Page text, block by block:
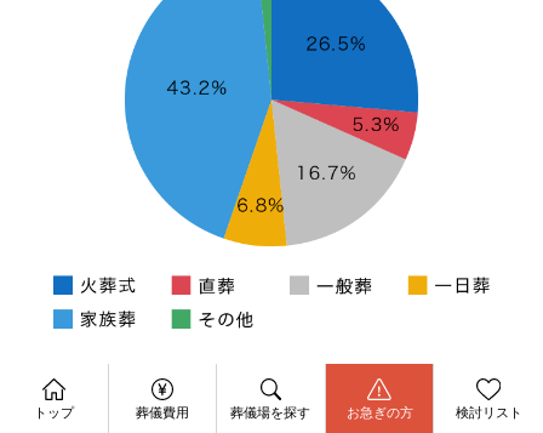
最も多い
価格帯
次に多い
価格帯
トップ 葬儀費用 葬儀場を探す お急ぎの方 検討リスト
資料請求
お問合せ
今すぐ電話相談